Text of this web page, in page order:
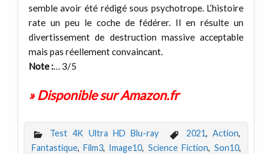
semble avoir été rédigé sous psychotrope. L’histoire
rate un peu le coche de fédérer. Il en résulte un
divertissement de destruction massive acceptable
mais pas réellement convaincant.
Note :… 3/5
» Disponible sur Amazon.fr
Test 4K Ultra HD Blu-ray 2021,Action,
Fantastique, Film3, Image10, Science Fiction, Son10,